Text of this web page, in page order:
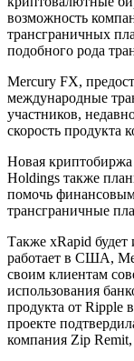
возможность
трансграничных
подобного рода
Mercury FX,
международные
участников,
скорость продукта
Новая
Holdings также
помочь
трансграничные
Также xRapid будет
работает в США,
своим клиентам
использования
продукта от Ripple
проекте
компания Zip